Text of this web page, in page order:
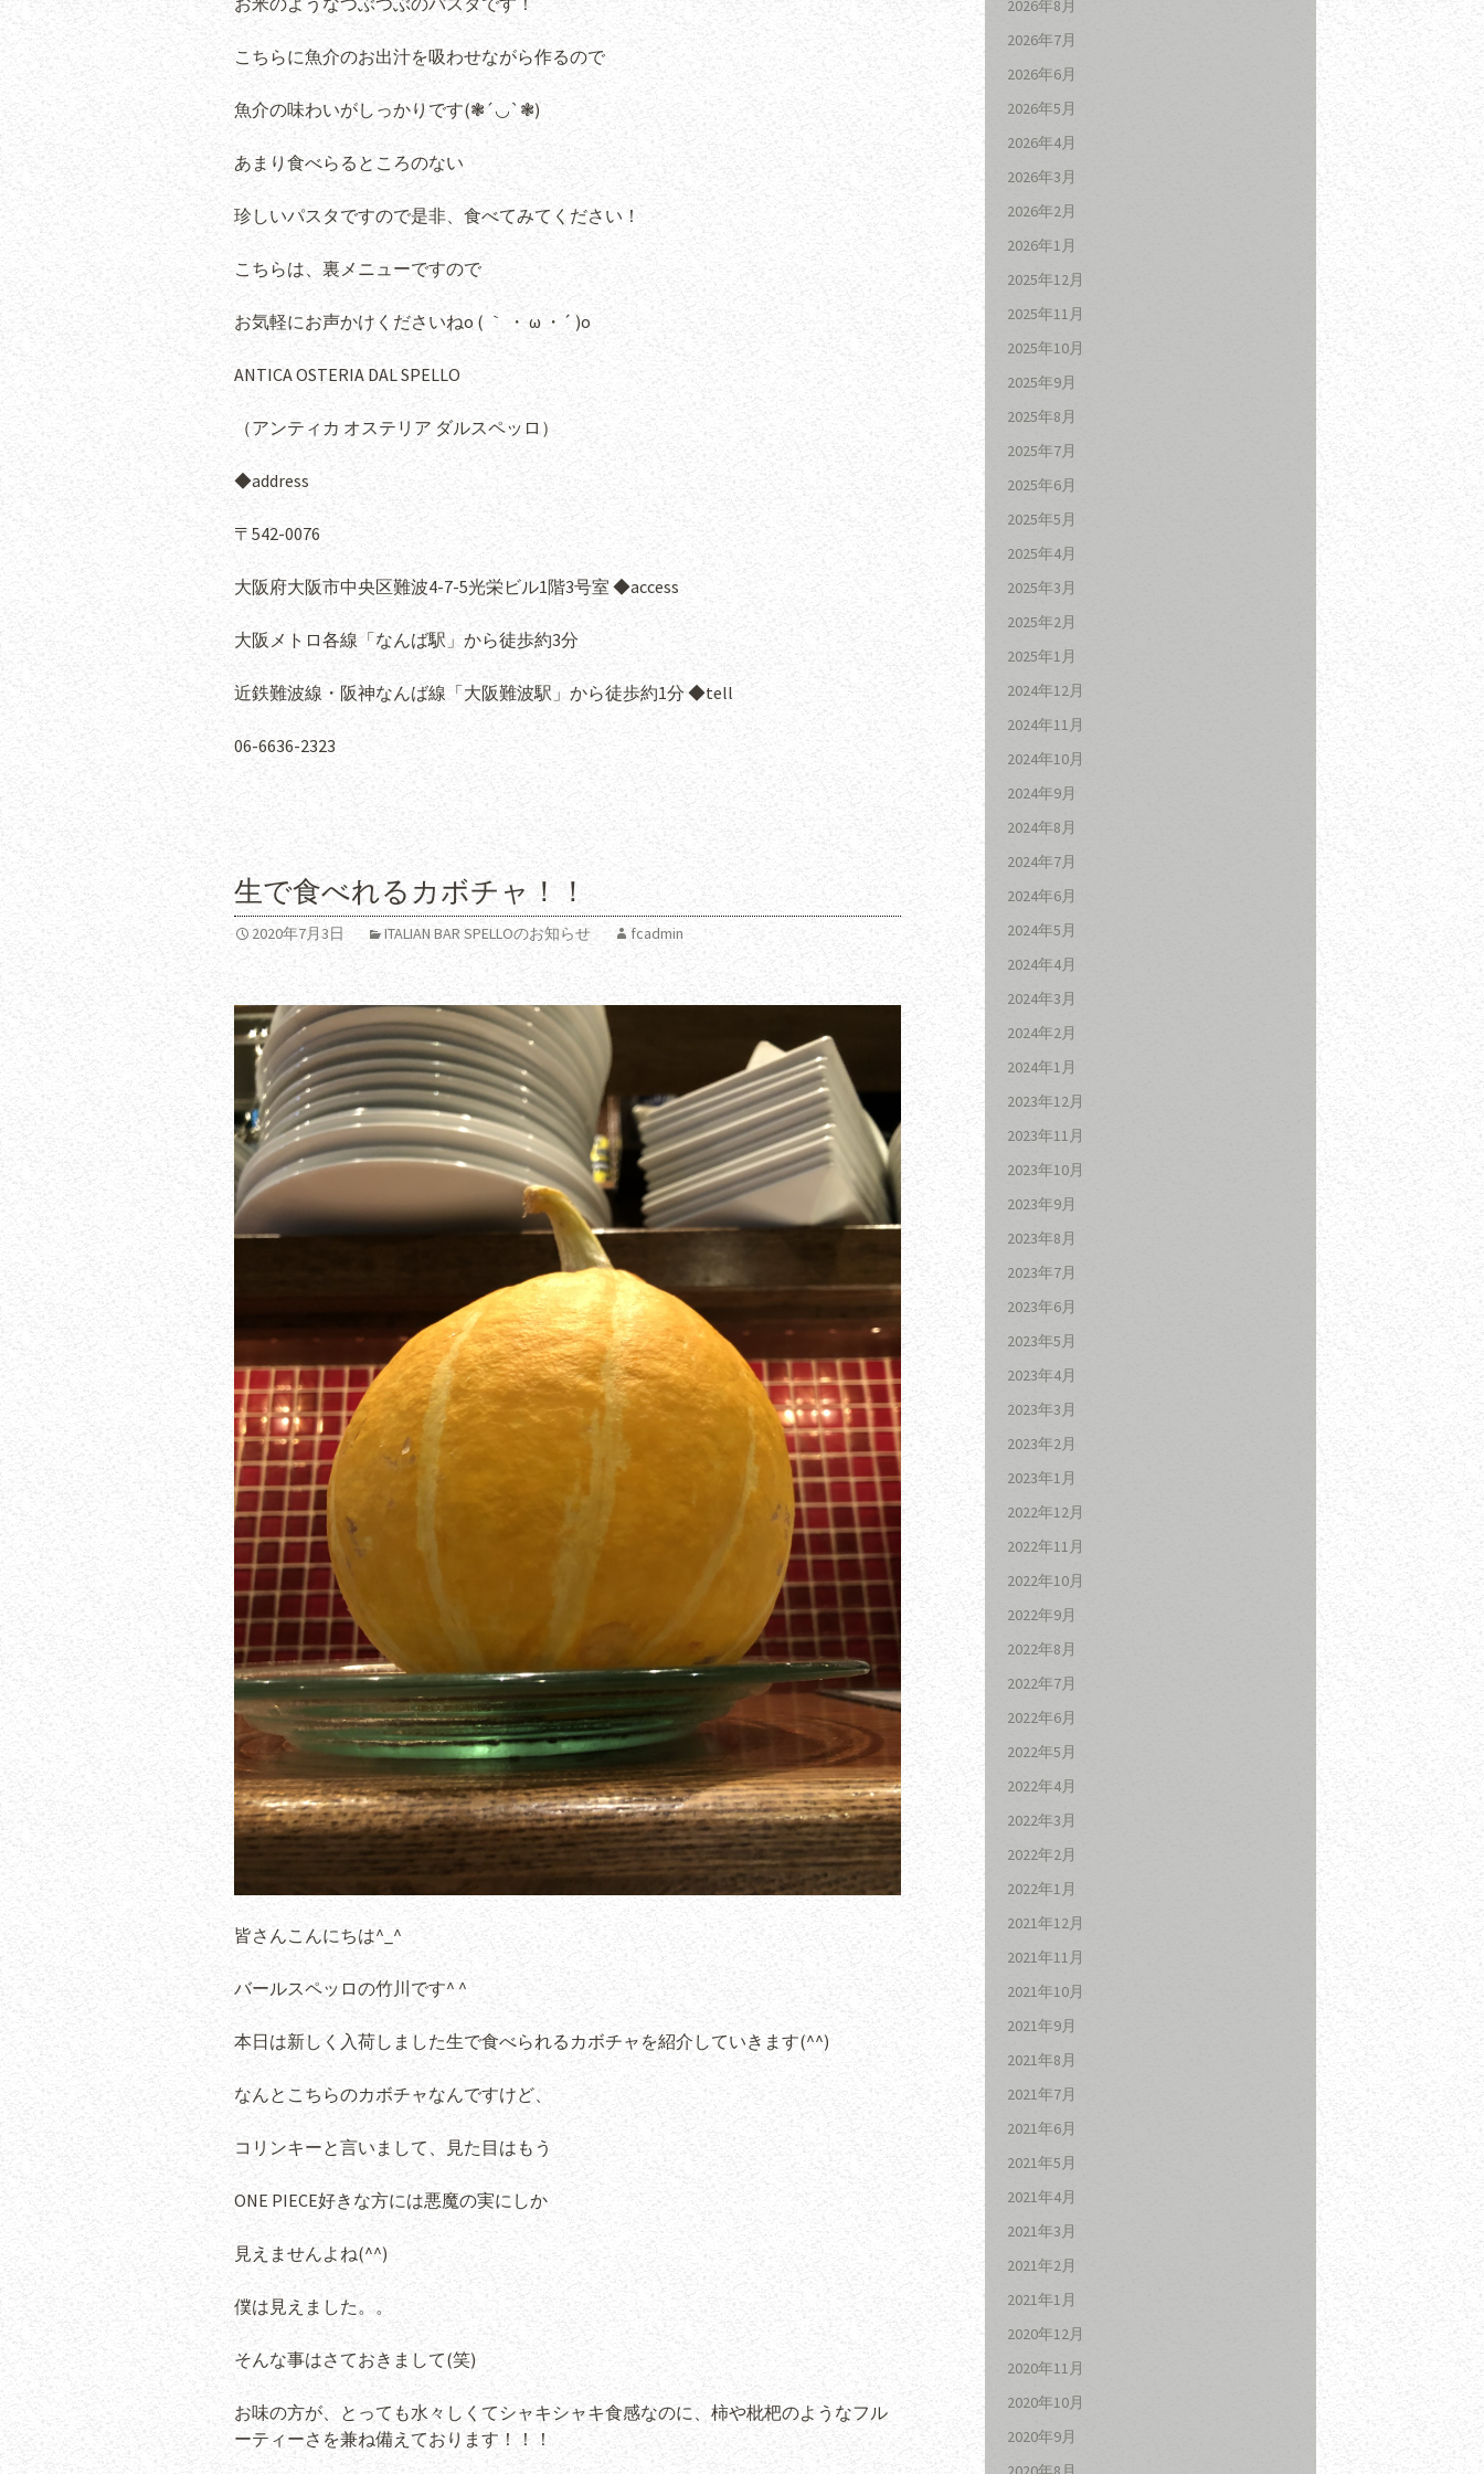
こちらに魚介のお出汁を吸わせながら作るので
魚介の味わいがしっかりです(❃´◡`❃)
あまり食べらるところのない
珍しいパスタですので是非、食べてみてください！
こちらは、裏メニューですので
お気軽にお声かけくださいねo ( ｀ ・ ω ・´ )o
ANTICA OSTERIA DAL SPELLO
（アンティカ オステリア ダルスペッロ）
◆address
〒542-0076
大阪府大阪市中央区難波4-7-5光栄ビル1階3号室 ◆access
大阪メトロ各線「なんば駅」から徒歩約3分
近鉄難波線・阪神なんば線「大阪難波駅」から徒歩約1分 ◆tell
06-6636-2323
生で食べれるカボチャ！！
2020年7月3日 ITALIAN BAR SPELLOのお知らせ fcadmin
皆さんこんにちは^_^
バールスペッロの竹川です^ ^
本日は新しく入荷しました生で食べられるカボチャを紹介していきます(^^)
なんとこちらのカボチャなんですけど、
コリンキーと言いまして、見た目はもう
ONE PIECE好きな方には悪魔の実にしか
見えませんよね(^^)
僕は見えました。。
そんな事はさておきまして(笑)
お味の方が、とっても水々しくてシャキシャキ食感なのに、柿や枇杷のようなフル
ーティーさを兼ね備えております！！！
2026年8月
2026年7月
2026年6月
2026年5月
2026年4月
2026年3月
2026年2月
2026年1月
2025年12月
2025年11月
2025年10月
2025年9月
2025年8月
2025年7月
2025年6月
2025年5月
2025年4月
2025年3月
2025年2月
2025年1月
2024年12月
2024年11月
2024年10月
2024年9月
2024年8月
2024年7月
2024年6月
2024年5月
2024年4月
2024年3月
2024年2月
2024年1月
2023年12月
2023年11月
2023年10月
2023年9月
2023年8月
2023年7月
2023年6月
2023年5月
2023年4月
2023年3月
2023年2月
2023年1月
2022年12月
2022年11月
2022年10月
2022年9月
2022年8月
2022年7月
2022年6月
2022年5月
2022年4月
2022年3月
2022年2月
2022年1月
2021年12月
2021年11月
2021年10月
2021年9月
2021年8月
2021年7月
2021年6月
2021年5月
2021年4月
2021年3月
2021年2月
2021年1月
2020年12月
2020年11月
2020年10月
2020年9月